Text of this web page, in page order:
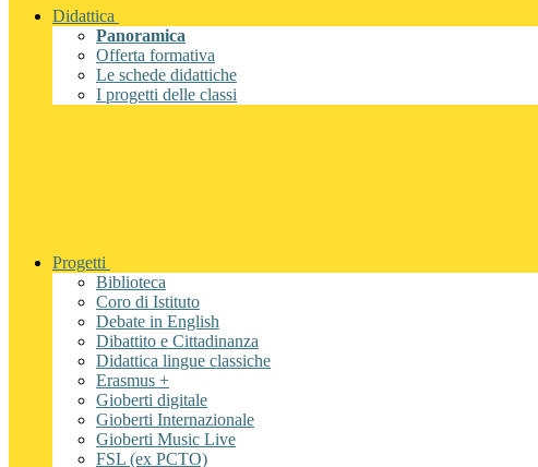
Didattica
Panoramica
Offerta formativa
Le schede didattiche
I progetti delle classi
Progetti
Biblioteca
Coro di Istituto
Debate in English
Dibattito e Cittadinanza
Didattica lingue classiche
Erasmus +
Gioberti digitale
Gioberti Internazionale
Gioberti Music Live
FSL (ex PCTO)